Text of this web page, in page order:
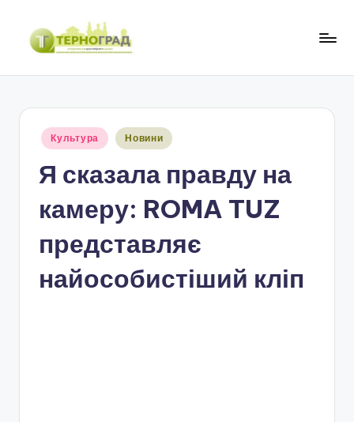
Перейти
Опубліковано
Культура Новини
Я сказала правду на
камеру: ROMA TUZ
представляє
найособистіший кліп